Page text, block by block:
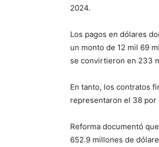
2024.
Los pagos en dólares
un monto de 12 mil 69
se convirtieron en 233
En tanto, los contratos
representaron el 38
Reforma documentó
652.9 millones de